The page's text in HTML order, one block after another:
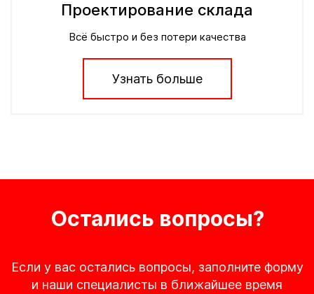
Проектирование склада
Всё быстро и без потери качества
Узнать больше
Остались вопросы?
Если у вас остались вопросы, заполните форму
и наши специалисты в ближайшее время